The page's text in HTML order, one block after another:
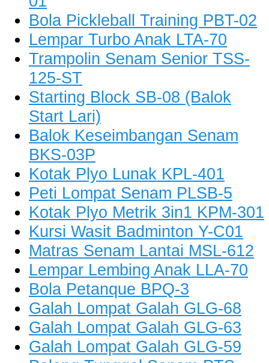
Bola Pickleball Training PBT-02
Lempar Turbo Anak LTA-70
Trampolin Senam Senior TSS-
125-ST
Starting Block SB-08 (Balok
Start Lari)
Balok Keseimbangan Senam
BKS-03P
Kotak Plyo Lunak KPL-401
Peti Lompat Senam PLSB-5
Kotak Plyo Metrik 3in1 KPM-301
Kursi Wasit Badminton Y-C01
Matras Senam Lantai MSL-612
Lempar Lembing Anak LLA-70
Bola Petanque BPQ-3
Galah Lompat Galah GLG-68
Galah Lompat Galah GLG-63
Galah Lompat Galah GLG-59